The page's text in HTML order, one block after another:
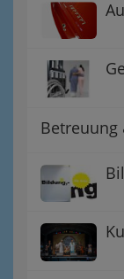
Betreuung